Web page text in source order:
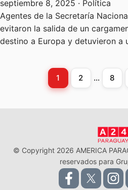
septiembre 8, 2025 · Política
Agentes de la Secretaría
evitaron la salida de un
destino a Europa y detuvieron a
1 2 … 8
© Copyright 2026 AMERICA
reservados para